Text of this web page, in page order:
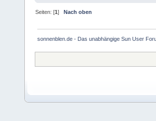
Seiten: [1]Nach oben
sonnenblen.de - Das unabhängige Sun User